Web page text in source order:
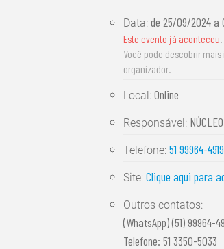
Data:de 25/09/2024 a
Este evento já aconteceu
Você pode descobrir
organizador.
Local:Online
Responsável:
Telefone:51 99964-4919
Site:Clique aqui para
Outros contatos:
(WhatsApp) (51) 99964-
Telefone: 51 3350-5033